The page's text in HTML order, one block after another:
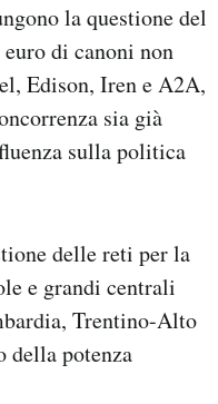
la questione del
di canoni non
Edison, Iren e A2A,
sia già
sulla politica
delle reti per la
e grandi centrali
Trentino-Alto
della potenza